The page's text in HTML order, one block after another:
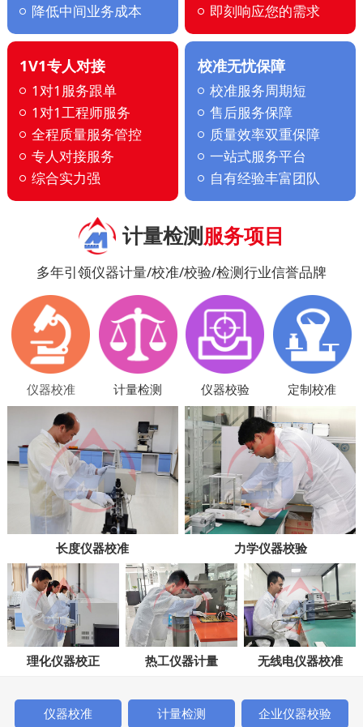
降低中间业务成本
即刻响应您的需求
1V1专人对接
1对1服务跟单
1对1工程师服务
全程质量服务管控
专人对接服务
综合实力强
校准无忧保障
校准服务周期短
售后服务保障
质量效率双重保障
一站式服务平台
自有经验丰富团队
计量检测服务项目
多年引领仪器计量/校准/校验/检测行业信誉品牌
仪器校准 计量检测 仪器校验 定制校准
长度仪器校准 力学仪器校验
理化仪器校正 热工仪器计量 无线电仪器校准
仪器校准 计量检测 企业仪器校验